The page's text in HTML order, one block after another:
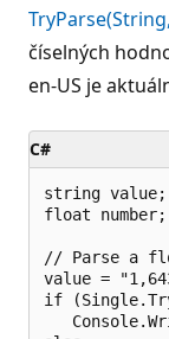
číselných
en-US je
C#
string value;
float number;
// Parse a
value =
if